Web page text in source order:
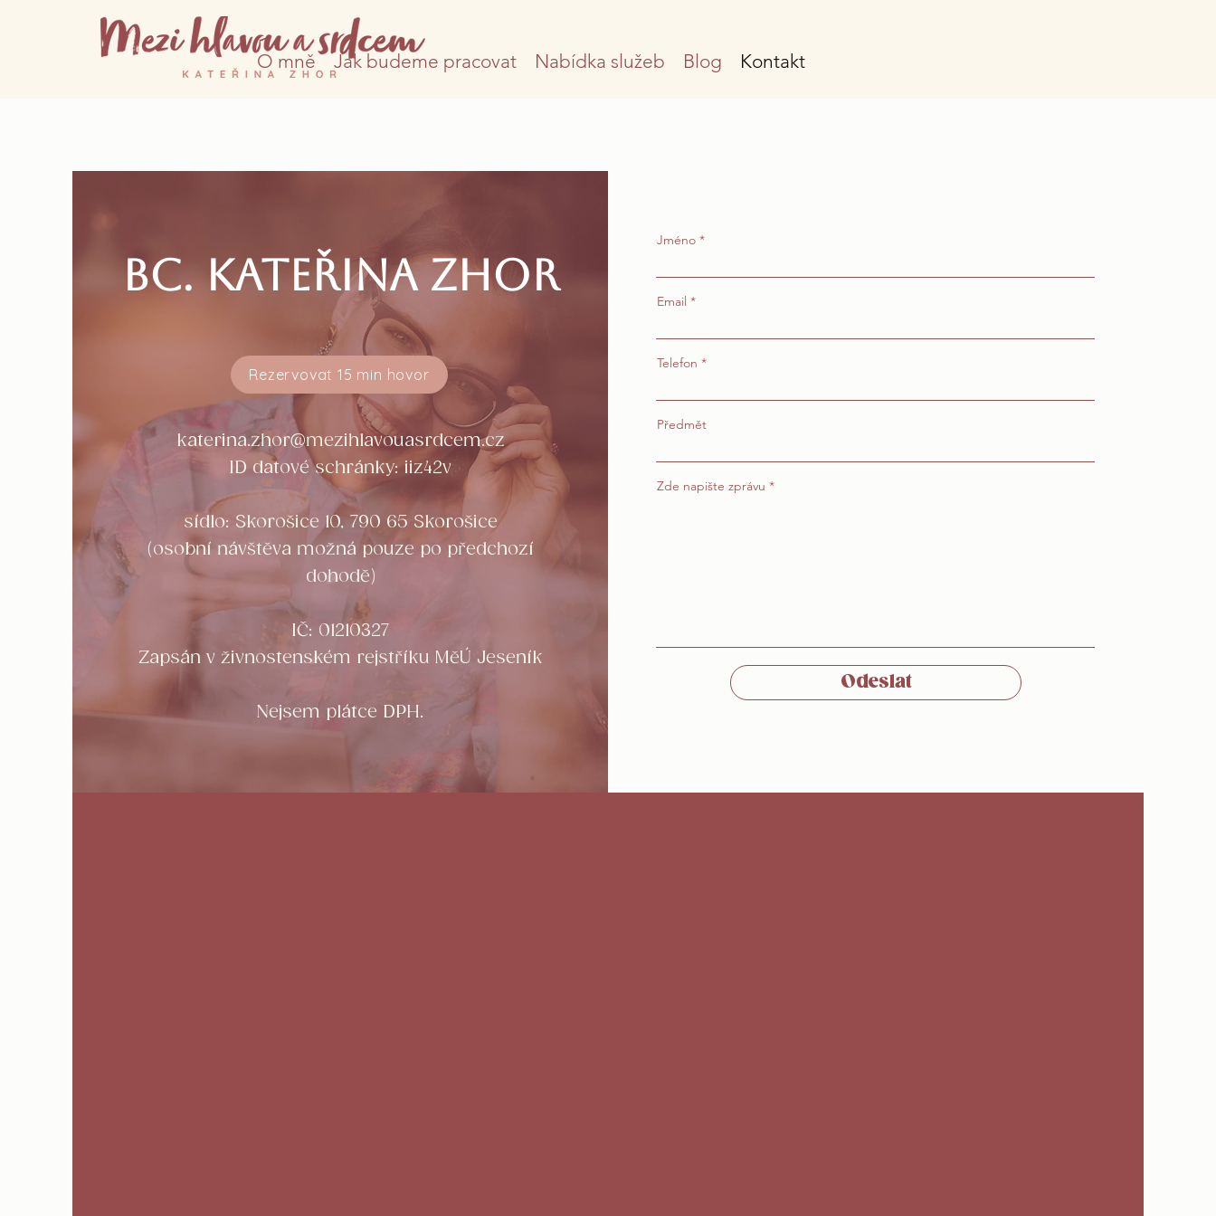
O mně Jak budeme pracovat Nabídka služeb Blog Kontakt
Bc. Kateřina Zhor
Rezervovat 15 min hovor
katerina.zhor@mezihlavouasrdcem.cz
ID datové schránky: iiz42v
sídlo: Skorošice 10, 790 65 Skorošice
(osobní návštěva možná pouze po předchozí
dohodě)
IČ: 01210327
Zapsán v živnostenském rejstříku MěÚ Jeseník
Nejsem plátce DPH.
Jméno
Email
Telefon
Předmět
Zde napište zprávu
Odeslat